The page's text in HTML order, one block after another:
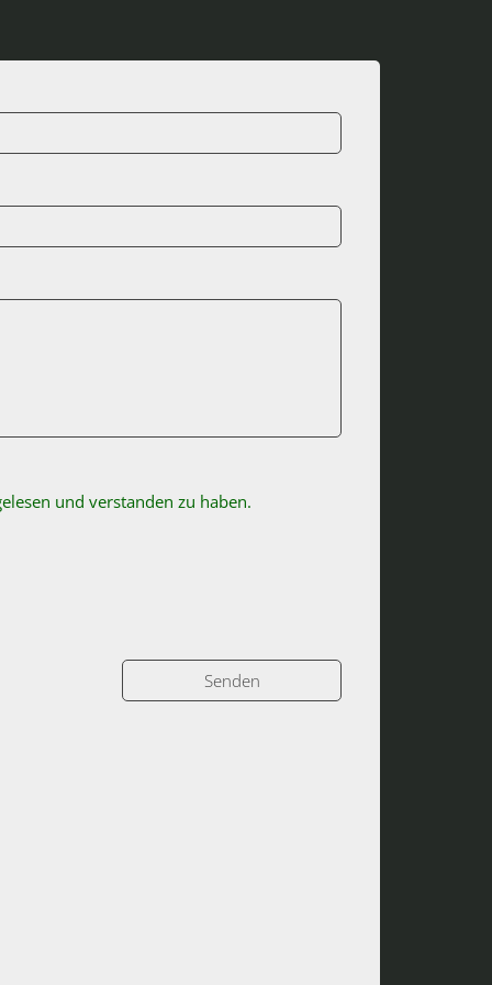
und verstanden zu haben.